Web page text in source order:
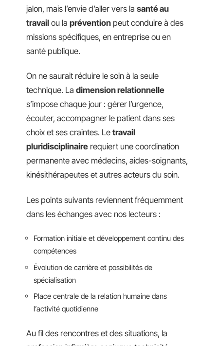
jalon, mais l’envie d’aller vers la santé au
travail ou la prévention peut conduire à des
missions spécifiques, en entreprise ou en
santé publique.
On ne saurait réduire le soin à la seule
technique. La dimension relationnelle
s’impose chaque jour : gérer l’urgence,
écouter, accompagner le patient dans ses
choix et ses craintes. Le travail
pluridisciplinaire requiert une coordination
permanente avec médecins, aides-soignants,
kinésithérapeutes et autres acteurs du soin.
Les points suivants reviennent fréquemment
dans les échanges avec nos lecteurs :
Formation initiale et développement continu des
compétences
Évolution de carrière et possibilités de
spécialisation
Place centrale de la relation humaine dans
l’activité quotidienne
Au fil des rencontres et des situations, la